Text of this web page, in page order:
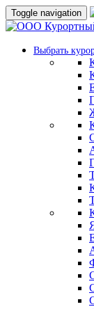
Toggle navigation
Выбрать